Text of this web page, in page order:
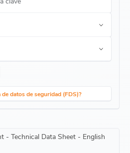
intemperie: funciona bajo los rayos
para condiciones húmedas o de alta
de datos de seguridad (FDS)?
- Technical Data Sheet - English